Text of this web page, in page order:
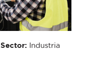
Sector: Industria